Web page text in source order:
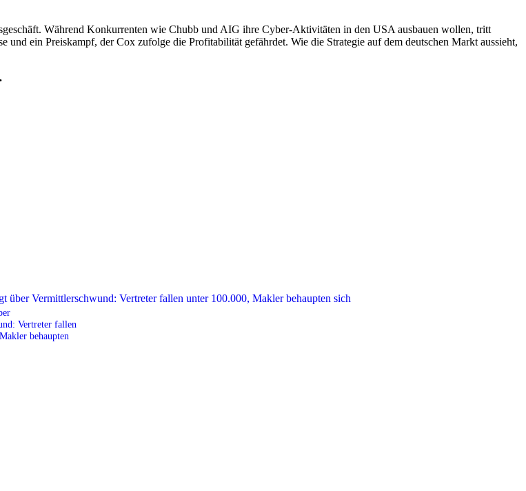
Während Konkurrenten wie Chubb und AIG ihre Cyber-Aktivitäten in den USA ausbauen wollen, tritt
ein Preiskampf, der Cox zufolge die Profitabilität gefährdet. Wie die Strategie auf dem deutschen Markt aussieht,
Vertreter fallen
behaupten